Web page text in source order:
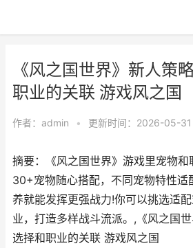
《风之国世界》新人策
职业的关联 游戏风之国
作者： admin • 更新时间：2026-05-31
摘要：《风之国世界》游戏里宠物和
30+宠物随心搭配，不同宠物特性适
养就能发挥更强战力!你可以挑选适
业，打造多样战斗流派。,《风之国
选择和职业的关联 游戏风之国